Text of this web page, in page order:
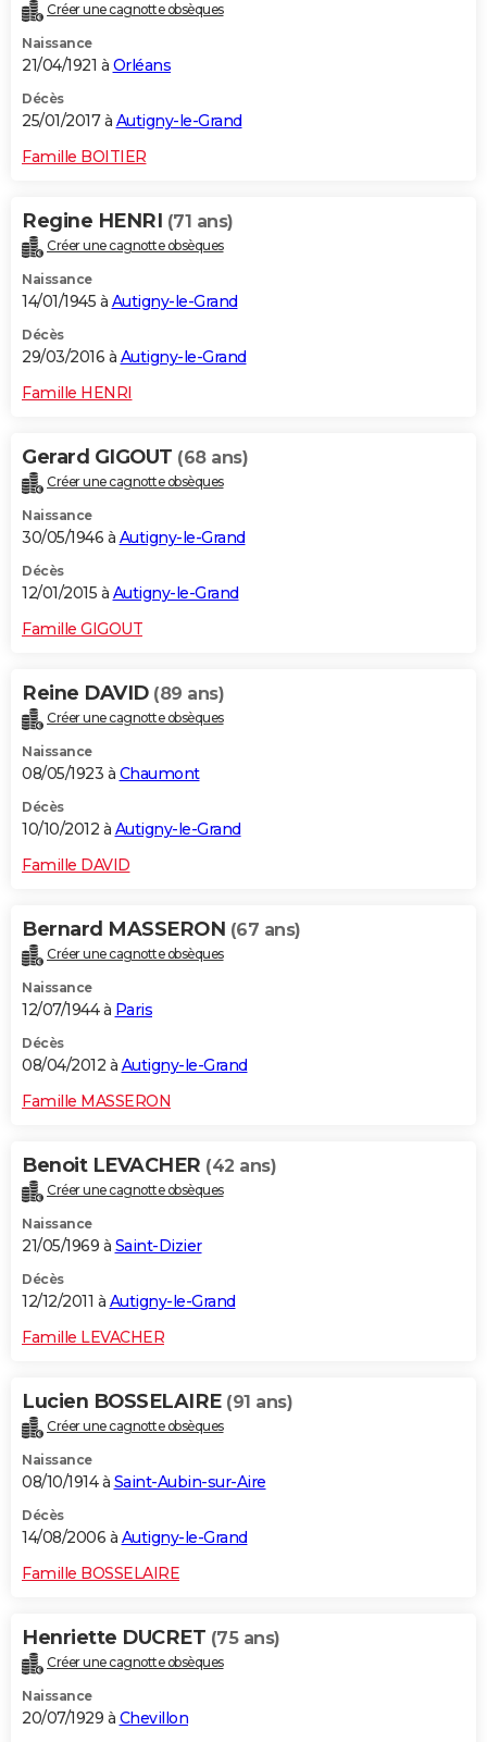
Créer une cagnotte obsèques
Naissance
21/04/1921 à Orléans
Décès
25/01/2017 à Autigny-le-Grand
Famille BOITIER
Regine HENRI (71 ans)
Créer une cagnotte obsèques
Naissance
14/01/1945 à Autigny-le-Grand
Décès
29/03/2016 à Autigny-le-Grand
Famille HENRI
Gerard GIGOUT (68 ans)
Créer une cagnotte obsèques
Naissance
30/05/1946 à Autigny-le-Grand
Décès
12/01/2015 à Autigny-le-Grand
Famille GIGOUT
Reine DAVID (89 ans)
Créer une cagnotte obsèques
Naissance
08/05/1923 à Chaumont
Décès
10/10/2012 à Autigny-le-Grand
Famille DAVID
Bernard MASSERON (67 ans)
Créer une cagnotte obsèques
Naissance
12/07/1944 à Paris
Décès
08/04/2012 à Autigny-le-Grand
Famille MASSERON
Benoit LEVACHER (42 ans)
Créer une cagnotte obsèques
Naissance
21/05/1969 à Saint-Dizier
Décès
12/12/2011 à Autigny-le-Grand
Famille LEVACHER
Lucien BOSSELAIRE (91 ans)
Créer une cagnotte obsèques
Naissance
08/10/1914 à Saint-Aubin-sur-Aire
Décès
14/08/2006 à Autigny-le-Grand
Famille BOSSELAIRE
Henriette DUCRET (75 ans)
Créer une cagnotte obsèques
Naissance
20/07/1929 à Chevillon